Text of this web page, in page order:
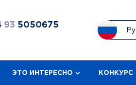
93 5050675
ЭТО ИНТЕРЕСНО КОНКУРС